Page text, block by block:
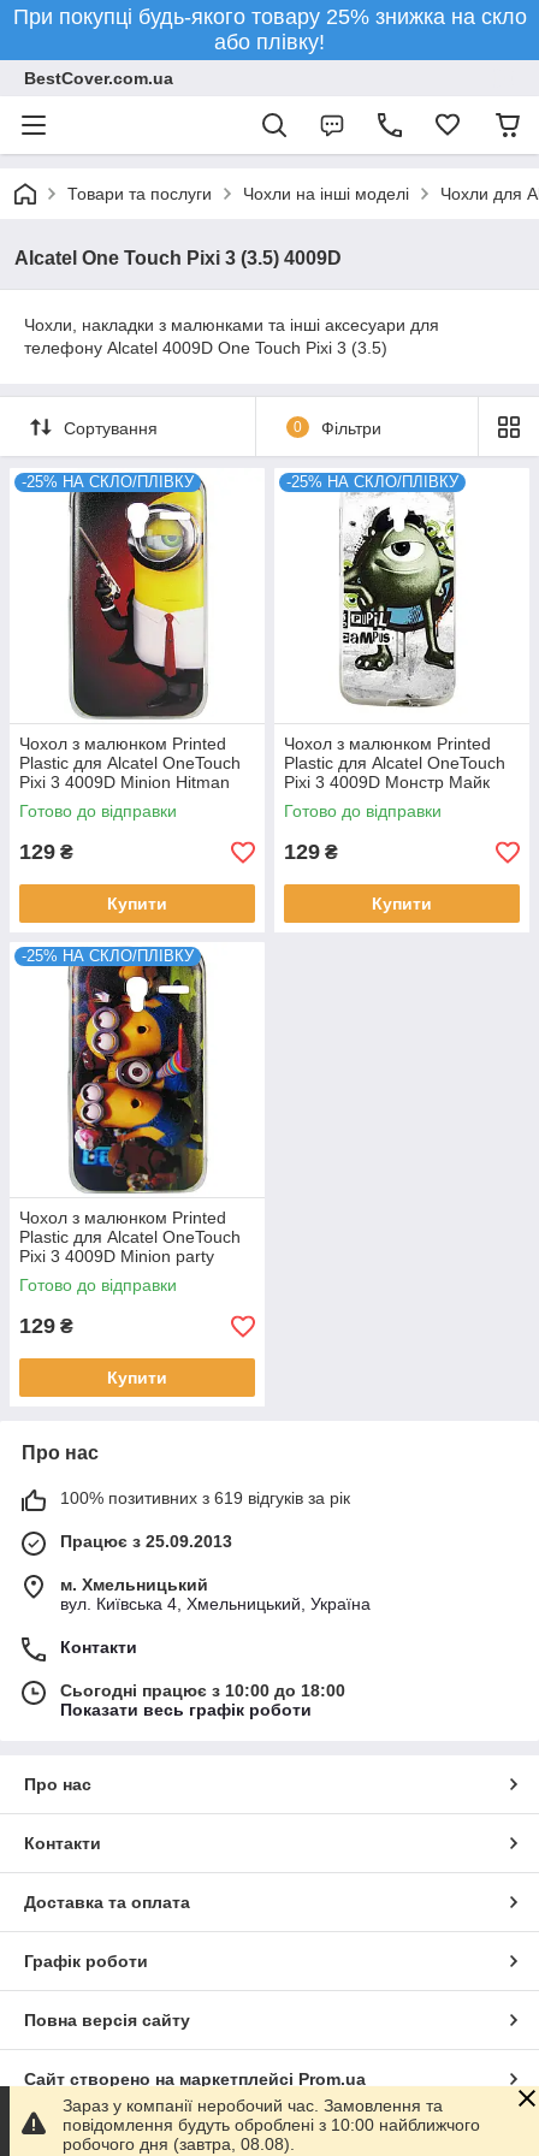
При покупці будь-якого товару 25% знижка на скло
або плівку!
BestCover.com.ua
Товари та послуги Чохли на інші моделі Чохли для
Alcatel One Touch Pixi 3 (3.5) 4009D
Чохли, накладки з малюнками та інші аксесуари для
телефону Alcatel 4009D One Touch Pixi 3 (3.5)
Сортування 0 Фільтри
-25% НА СКЛО/ПЛІВКУ
Чохол з малюнком Printed
Plastic для Alcatel OneTouch
Pixi 3 4009D Minion Hitman
Готово до відправки
129 ₴
Купити
-25% НА СКЛО/ПЛІВКУ
Чохол з малюнком Printed
Plastic для Alcatel OneTouch
Pixi 3 4009D Монстр Майк
Готово до відправки
129 ₴
Купити
-25% НА СКЛО/ПЛІВКУ
Чохол з малюнком Printed
Plastic для Alcatel OneTouch
Pixi 3 4009D Minion party
Готово до відправки
129 ₴
Купити
Про нас
100% позитивних з 619 відгуків за рік
Працює з 25.09.2013
м. Хмельницький
вул. Київська 4, Хмельницький, Україна
Контакти
Сьогодні працює з 10:00 до 18:00
Показати весь графік роботи
Про нас
Контакти
Доставка та оплата
Графік роботи
Повна версія сайту
Сайт створено на маркетплейсі Prom.ua
Політика конфіденційності
Зараз у компанії неробочий час. Замовлення та
повідомлення будуть оброблені з 10:00 найближчого
робочого дня (завтра, 08.08).